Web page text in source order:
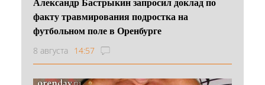
факту травмирования подростка на
футбольном поле в Оренбурге
8 августа 14:57